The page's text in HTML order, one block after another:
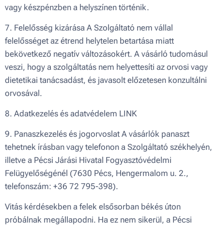
vagy készpénzben a helyszínen történik.
7. Felelősség kizárása A Szolgáltató nem vállal
felelősséget az étrend helytelen betartása miatt
bekövetkező negatív változásokért. A vásárló tudomásul
veszi, hogy a szolgáltatás nem helyettesíti az orvosi vagy
dietetikai tanácsadást, és javasolt előzetesen konzultálni
orvosával.
8. Adatkezelés és adatvédelem LINK
9. Panaszkezelés és jogorvoslat A vásárlók panaszt
tehetnek írásban vagy telefonon a Szolgáltató székhelyén,
illetve a Pécsi Járási Hivatal Fogyasztóvédelmi
Felügyelőségénél (7630 Pécs, Hengermalom u. 2.,
telefonszám: +36 72 795-398).
Vitás kérdésekben a felek elsősorban békés úton
próbálnak megállapodni. Ha ez nem sikerül, a Pécsi